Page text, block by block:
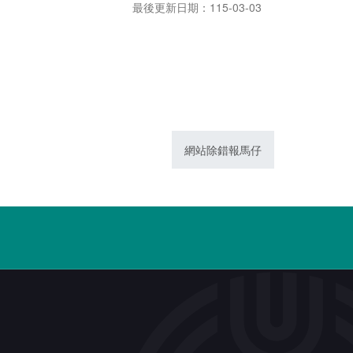
最後更新日期：115-03-03
網站除錯報馬仔